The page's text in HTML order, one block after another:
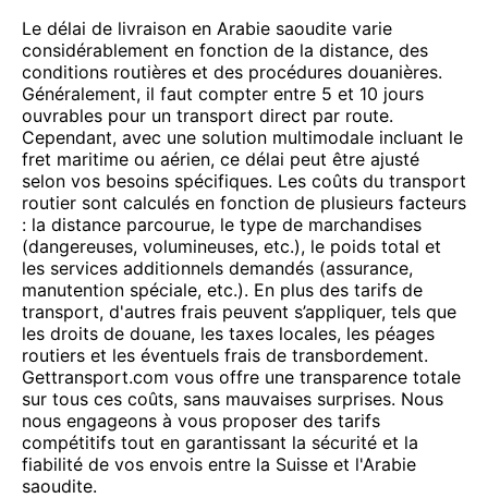
Le délai de livraison en Arabie saoudite varie
considérablement en fonction de la distance, des
conditions routières et des procédures douanières.
Généralement, il faut compter entre 5 et 10 jours
ouvrables pour un transport direct par route.
Cependant, avec une solution multimodale incluant le
fret maritime ou aérien, ce délai peut être ajusté
selon vos besoins spécifiques. Les coûts du transport
routier sont calculés en fonction de plusieurs facteurs
: la distance parcourue, le type de marchandises
(dangereuses, volumineuses, etc.), le poids total et
les services additionnels demandés (assurance,
manutention spéciale, etc.). En plus des tarifs de
transport, d'autres frais peuvent s’appliquer, tels que
les droits de douane, les taxes locales, les péages
routiers et les éventuels frais de transbordement.
Gettransport.com vous offre une transparence totale
sur tous ces coûts, sans mauvaises surprises. Nous
nous engageons à vous proposer des tarifs
compétitifs tout en garantissant la sécurité et la
fiabilité de vos envois entre la Suisse et l'Arabie
saoudite.